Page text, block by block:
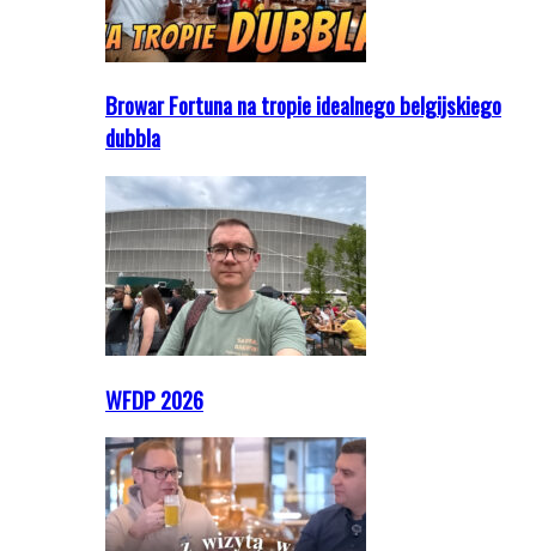
Browar Fortuna na tropie idealnego belgijskiego
dubbla
WFDP 2026